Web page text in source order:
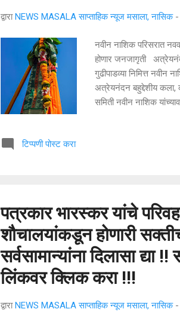
द्वाराNEWS MASALA साप्ताहिक न्यूज मसाला, नासिक -
नवीन नाशिक परिसरात
होणार जनजागृती
गुढीपाडव्या निमित्त नवीन
अत्रेयनंदन बहुद्देशीय कला,
समिती नवीन नाशिक
स्वागत करण्यात येणार
टिप्पणी पोस्ट करा
पत्रकार भारस्कर यांचे
शौचालयांकडून होणारी
सर्वसामान्यांना दिलासा द्या
लिंकवर क्लिक करा !!!
द्वाराNEWS MASALA साप्ताहिक न्यूज मसाला, नासिक -